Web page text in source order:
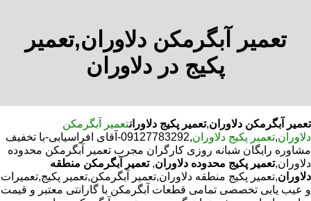
تعمیر آبگرمکن دلاوران,تعمیر
پکیج در دلاوران
تعمیر آبگرمکن دلاوران,تعمیر پکیج دلاورانتعمیر آبگرمکن
دلاوران,تعمیر پکیج دلاوران
,09127783292-آقای افراسیابی-با تخفیف
مشاوره رایگان شبانه روزی کارگران مجرب تعمیر آبگرمکن محدوده
دلاوران,تعمیر پکیج محدوده دلاوران, تعمیر آبگرمکن منطقه
دلاوران,تعمیر پکیج منطقه دلاوران,تعمیر آبگرمکن,تعمیر پکیج,تعمیرات
و عیب یابی تخصصی تمامی قطعات آبگرمکن با گارانتی معتبر و قیمت